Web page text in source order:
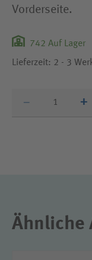
Vorderseite.
742 Auf Lager
Lieferzeit: 2 - 3
– +
Ähnliche